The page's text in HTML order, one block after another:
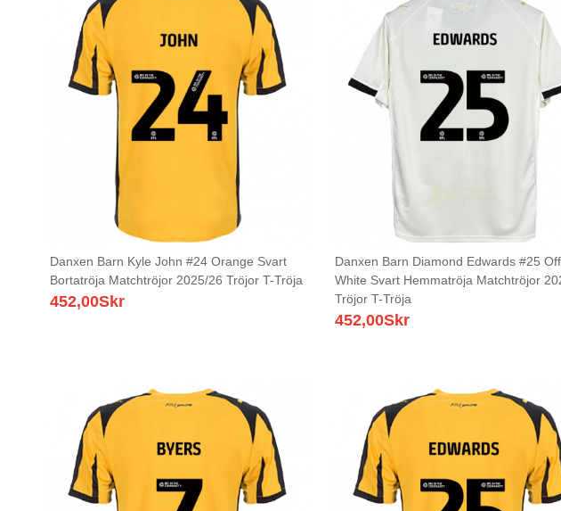
Danxen Barn Kyle John #24 Orange Svart
Bortatröja Matchtröjor 2025/26 Tröjor T-Tröja
452,00Skr
Danxen Barn Diamond Edwards #25
White Svart Hemmatröja Matchtröjor
Tröjor T-Tröja
452,00Skr